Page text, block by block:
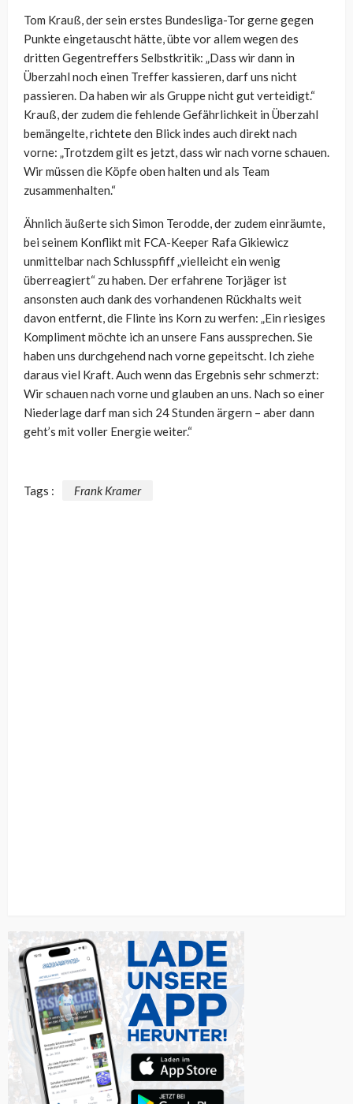
Tom Krauß, der sein erstes Bundesliga-Tor gerne gegen
Punkte eingetauscht hätte, übte vor allem wegen des
dritten Gegentreffers Selbstkritik: „Dass wir dann in
Überzahl noch einen Treffer kassieren, darf uns nicht
passieren. Da haben wir als Gruppe nicht gut verteidigt.“
Krauß, der zudem die fehlende Gefährlichkeit in Überzahl
bemängelte, richtete den Blick indes auch direkt nach
vorne: „Trotzdem gilt es jetzt, dass wir nach vorne schauen.
Wir müssen die Köpfe oben halten und als Team
zusammenhalten.“
Ähnlich äußerte sich Simon Terodde, der zudem einräumte,
bei seinem Konflikt mit FCA-Keeper Rafa Gikiewicz
unmittelbar nach Schlusspfiff „vielleicht ein wenig
überreagiert“ zu haben. Der erfahrene Torjäger ist
ansonsten auch dank des vorhandenen Rückhalts weit
davon entfernt, die Flinte ins Korn zu werfen: „Ein riesiges
Kompliment möchte ich an unsere Fans aussprechen. Sie
haben uns durchgehend nach vorne gepeitscht. Ich ziehe
daraus viel Kraft. Auch wenn das Ergebnis sehr schmerzt:
Wir schauen nach vorne und glauben an uns. Nach so einer
Niederlage darf man sich 24 Stunden ärgern – aber dann
geht’s mit voller Energie weiter.“
Tags : Frank Kramer